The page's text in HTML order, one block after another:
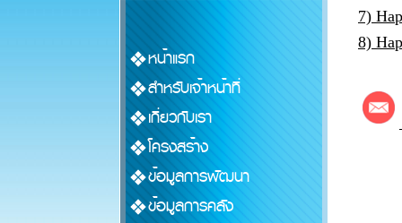
หน้าแรก
สำหรับเจ้าหน้าที่
เกี่ยวกับเรา
โครงสร้าง
ข้อมูลการพัฒนา
ข้อมูลการคลัง
7)
8)